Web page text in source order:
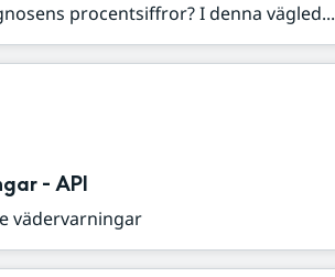
procentsiffror? I denna vägled...
- API
vädervarningar